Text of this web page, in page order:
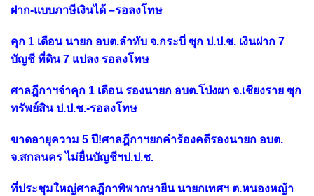
ฝาก-แบบภาษีเงินได้ –รอลงโทษ
คุก 1 เดือน นายก อบต.ลำทับ จ.กระบี่ ซุก ป.ป.ช. เงินฝาก 7
บัญชี ที่ดิน 7 แปลง รอลงโทษ
ศาลฎีกาฯจำคุก 1 เดือน รองนายก อบต.โป่งผา จ.เชียงราย ซุก
ทรัพย์สิน ป.ป.ช.-รอลงโทษ
ขาดอายุความ 5 ปี!ศาลฎีกาฯยกคำร้องคดีรองนายก อบต.
จ.สกลนคร ไม่ยื่นบัญชีฯป.ป.ช.
ที่ประชุมใหญ่ศาลฎีกาพิพากษายืน นายกเทศฯ ต.หนองหญ้า